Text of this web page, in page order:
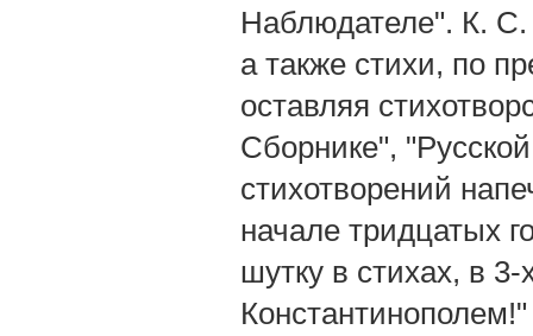
Наблюдателе". К.
а также стихи, по
оставляя
Сборнике",
стихотворений
начале тридцатых
шутку в стихах, в